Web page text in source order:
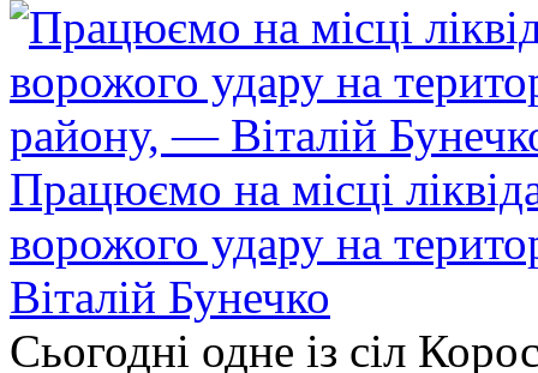
Працюємо на місці
ворожого удару на
Віталій Бунечко
Сьогодні одне із сіл